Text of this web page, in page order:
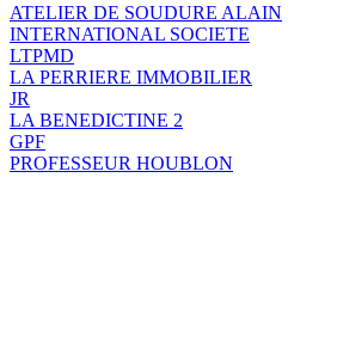
ATELIER DE SOUDURE ALAIN
INTERNATIONAL SOCIETE
LTPMD
LA PERRIERE IMMOBILIER
JR
LA BENEDICTINE 2
GPF
PROFESSEUR HOUBLON